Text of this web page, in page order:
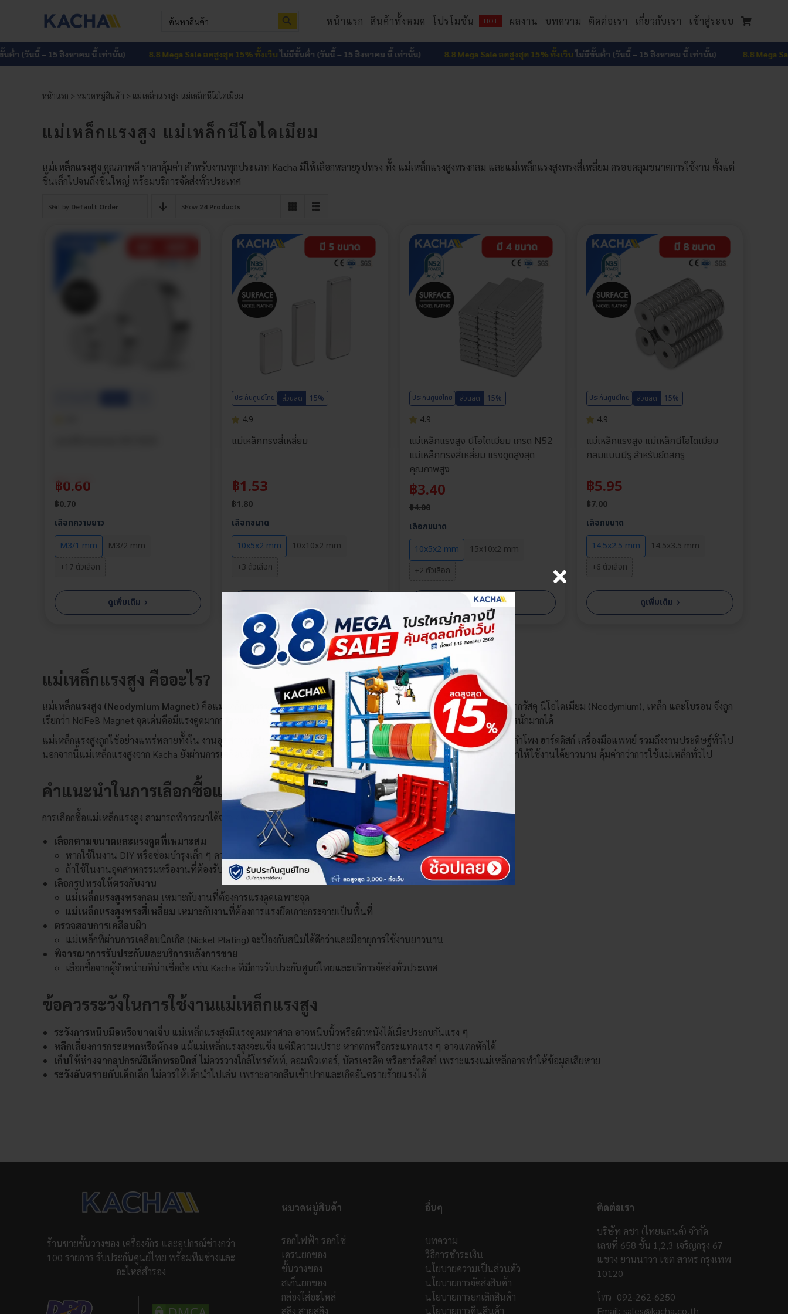
Search
for: หน้าแรก สินค้าทั้งหมด โปรโมชัน HOT ผลงาน บทความ ติดต่อเรา เกี่ยวกับเรา เข้าสู่ระบบ
(วันนี้ – 15 สิงหาคม นี้ เท่านั้น) 8.8 Mega Sale ลดสูงสุด 15% ทั้งเว็บไม่มีขั้นต่ำ (วันนี้ – 15 สิงหาคม นี้ เท่านั้น) 8.8 Mega Sale ลดสูงสุด 15% ทั้งเว็บไม่มีขั้นต่ำ (วันนี้ – 15 สิงหาคม นี้ เท่านั้น) 8.8 Mega Sale
หน้าแรก > หมวดหมู่สินค้า > แม่เหล็กแรงสูง แม่เหล็กนีโอไดเมียม
แม่เหล็กแรงสูง แม่เหล็กนีโอไดเมียม
แม่เหล็กแรงสูง คุณภาพดี ราคาคุ้มค่า สำหรับงานทุกประเภท Kacha มีให้เลือกหลายรูปทรง ทั้ง แม่เหล็กแรงสูงทรงกลม และแม่เหล็กแรงสูงทรงสี่เหลี่ยม ครอบคลุมขนาดการใช้งาน ตั้งแต่
ชิ้นเล็กไปจนถึงชิ้นใหญ่ พร้อมบริการจัดส่งทั่วประเทศ
Sort by Default Order Show 24 Products
฿0.60
฿0.70
เลือกความยาว
M3/1 mm
M3/2 mm
+17 ตัวเลือก
ดูเพิ่มเติม ›
ประกันศูนย์ไทย ส่วนลด 15%
4.9
แม่เหล็กทรงสี่เหลี่ยม
฿1.53
฿1.80
เลือกขนาด
10x5x2 mm
10x10x2 mm
+3 ตัวเลือก
ประกันศูนย์ไทย ส่วนลด 15%
4.9
แม่เหล็กแรงสูง นีโอไดเมียม เกรด N52
แม่เหล็กทรงสี่เหลี่ยม แรงดูดสูงสุด
คุณภาพสูง
฿3.40
฿4.00
เลือกขนาด
10x5x2 mm
15x10x2 mm
+2 ตัวเลือก
ดูเพิ่มเติม ›
ประกันศูนย์ไทย ส่วนลด 15%
4.9
แม่เหล็กแรงสูง แม่เหล็กนีโอไดเมียม
กลมแบนมีรู สำหรับยึดสกรู
฿5.95
฿7.00
เลือกขนาด
14.5x2.5 mm
14.5x3.5 mm
+6 ตัวเลือก
ดูเพิ่มเติม ›
แม่เหล็กแรงสูง คืออะไร?
แม่เหล็กแรงสูง (Neodymium Magnet) คือแม่เหล็กถาวรชนิดหนึ่งที่มีแรงดึงดูดสูงที่สุดในบรรดาแม่เหล็กที่ใช้กันทั่วไป ผลิตจากวัสดุ นีโอไดเมียม (Neodymium), เหล็ก และโบรอน จึงถูก
เรียกว่า NdFeB Magnet จุดเด่นคือมีแรงดูดมากกว่าขนาดที่เห็นหลายเท่า แม้จะมีขนาดเล็กแต่สามารถยึดติดหรือดูดวัตถุที่มีน้ำหนักมากได้
แม่เหล็กแรงสูงถูกใช้อย่างแพร่หลายทั้งใน งานอุตสาหกรรม งานวิจัย งานซ่อมบำรุง ไปจนถึงงาน DIY เช่น ใช้ในมอเตอร์ไฟฟ้า ลำโพง ฮาร์ดดิสก์ เครื่องมือแพทย์ รวมถึงงานประดิษฐ์ทั่วไป
นอกจากนี้แม่เหล็กแรงสูงจาก Kacha ยังผ่านการเคลือบผิวด้วยนิกเกิล (Nickel Plating) เพื่อป้องกันสนิมและเพิ่มความทนทาน ทำให้ใช้งานได้ยาวนาน คุ้มค่ากว่าการใช้แม่เหล็กทั่วไป
คำแนะนำในการเลือกซื้อแม่เหล็กแรงสูง
การเลือกซื้อแม่เหล็กแรงสูง สามารถพิจารณาได้จาก 4 หัวข้อหลัก ๆ ได้ดังนี้
เลือกตามขนาดและแรงดูดที่เหมาะสม
หากใช้ในงาน DIY หรือซ่อมบำรุงเล็ก ๆ ควรเลือกแม่เหล็กแรงสูงขนาดเล็ก (เช่น M3–M5)
ถ้าใช้ในงานอุตสาหกรรมหรืองานที่ต้องรับน้ำหนักมาก ควรเลือกขนาดใหญ่ขึ้น (เช่น M10–M20)
เลือกรูปทรงให้ตรงกับงาน
แม่เหล็กแรงสูงทรงกลม เหมาะกับงานที่ต้องการแรงดูดเฉพาะจุด
แม่เหล็กแรงสูงทรงสี่เหลี่ยม เหมาะกับงานที่ต้องการแรงยึดเกาะกระจายเป็นพื้นที่
ตรวจสอบการเคลือบผิว
แม่เหล็กที่ผ่านการเคลือบนิกเกิล (Nickel Plating) จะป้องกันสนิมได้ดีกว่าและมีอายุการใช้งานยาวนาน
พิจารณาการรับประกันและบริการหลังการขาย
เลือกซื้อจากผู้จำหน่ายที่น่าเชื่อถือ เช่น Kacha ที่มีการรับประกันศูนย์ไทยและบริการจัดส่งทั่วประเทศ
ข้อควรระวังในการใช้งานแม่เหล็กแรงสูง
ระวังการหนีบมือหรือบาดเจ็บ แม่เหล็กแรงสูงมีแรงดูดมหาศาล อาจหนีบนิ้วหรือผิวหนังได้เมื่อประกบกันแรง ๆ
หลีกเลี่ยงการกระแทกหรือหักงอ แม้แม่เหล็กแรงสูงจะแข็ง แต่มีความเปราะ หากตกหรือกระแทกแรง ๆ อาจแตกหักได้
เก็บให้ห่างจากอุปกรณ์อิเล็กทรอนิกส์ ไม่ควรวางใกล้โทรศัพท์, คอมพิวเตอร์, บัตรเครดิต หรือฮาร์ดดิสก์ เพราะแรงแม่เหล็กอาจทำให้ข้อมูลเสียหาย
ระวังอันตรายกับเด็กเล็ก ไม่ควรให้เด็กนำไปเล่น เพราะอาจกลืนเข้าปากและเกิดอันตรายร้ายแรงได้
ร้านขายชั้นวางของ เครื่องจักร และอุปกรณ์ช่างกว่า
100 รายการ รับประกันศูนย์ไทย พร้อมทีมช่างและ
อะไหล่สำรอง
หมวดหมู่สินค้า
รอกไฟฟ้า รอกโซ่
เครนยกของ
ชั้นวางของ
สเก็นยกของ
กล่องใส่อะไหล่
สลิง สายสลิง
อื่นๆ
บทความ
วิธีการชำระเงิน
นโยบายความเป็นส่วนตัว
นโยบายการจัดส่งสินค้า
นโยบายการยกเลิกสินค้า
นโยบายการคืนสินค้า
ติดต่อเรา
บริษัท คชา (ไทยแลนด์) จำกัด
เลขที่ 658 ชั้น 1,2,3 เจริญกรุง 67
แขวง ยานนาวา เขต สาทร กรุงเทพ
10120
โทร 092-262-6250
Email: sales@kacha.co.th
เลือกตัวเลือกสินค้า